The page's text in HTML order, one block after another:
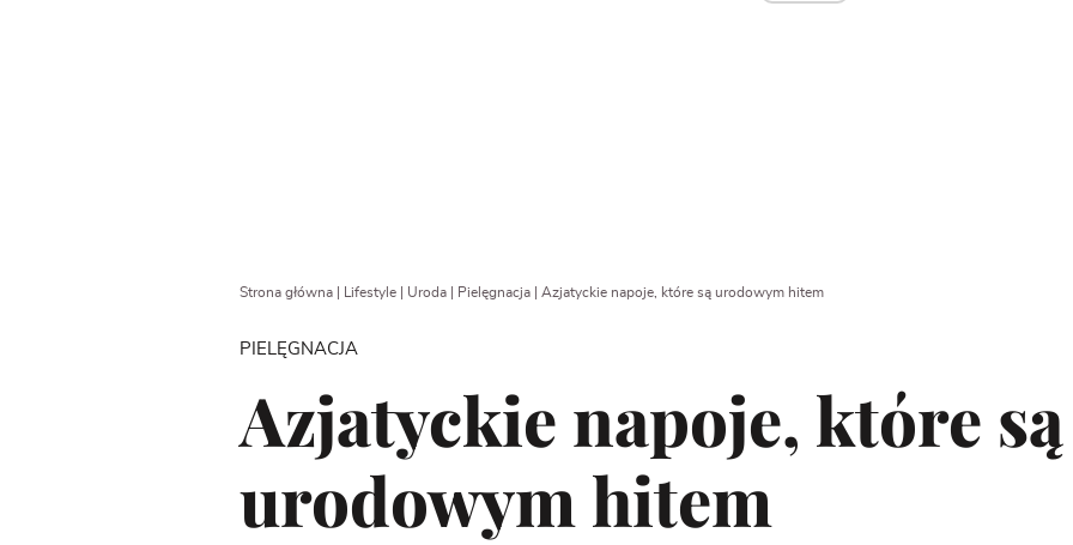
Strona główna| Lifestyle| Uroda| Pielęgnacja| Azjatyckie napoje, które są urodowym hitem
PIELĘGNACJA
Azjatyckie napoje, które są
urodowym hitem